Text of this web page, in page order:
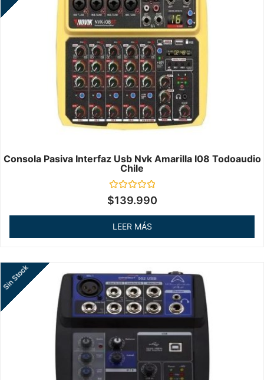
Consola Pasiva Interfaz Usb Nvk Amarilla I08 Todoaudio
Chile
Valorado
en
de
$139.990
LEER MÁS
Sin Stock